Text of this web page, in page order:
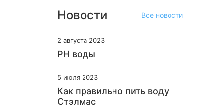
Новости Все новости
2 августа 2023
PH воды
5 июля 2023
Как правильно пить воду
Стэлмас